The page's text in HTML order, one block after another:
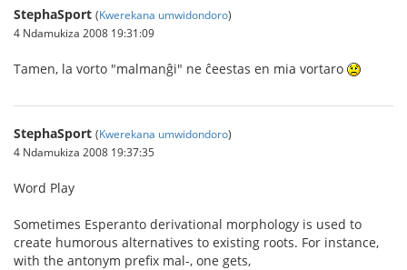
StephaSport (Kwerekana umwidondoro)
4 Ndamukiza 2008 19:31:09
Tamen, la vorto "malmanĝi" ne ĉeestas en mia vortaro
StephaSport (Kwerekana umwidondoro)
4 Ndamukiza 2008 19:37:35
Word Play
Sometimes Esperanto derivational morphology is used to
create humorous alternatives to existing roots. For instance,
with the antonym prefix mal-, one gets,